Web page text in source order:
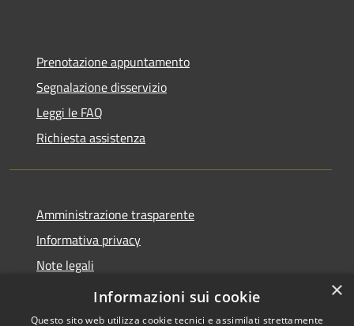
Prenotazione appuntamento
Segnalazione disservizio
Leggi le FAQ
Richiesta assistenza
Amministrazione trasparente
Informativa privacy
Note legali
Dichiarazione di accessibilità
×
Informazioni sui cookie
Questo sito web utilizza cookie tecnici e assimilati strettamente